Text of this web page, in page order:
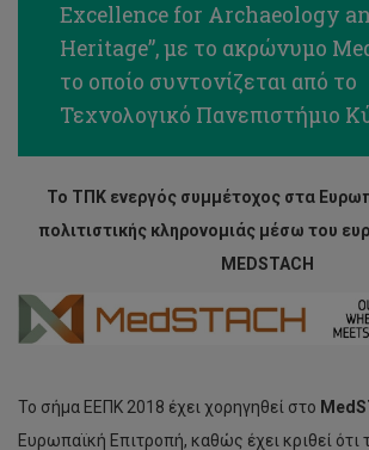
Excellence for Archaeology
Heritage”, με το ακρώνυμο
το οποίο συντονίζεται από το
Τεχνολογικό Πανεπιστήμιο
Το ΤΠΚ ενεργός συμμέτοχος στα
πολιτιστικής κληρονομιάς μέσω του
MEDSTACH
Το σήμα ΕΕΠΚ 2018 έχει χορηγηθεί στο
Ευρωπαϊκή Επιτροπή, καθώς έχει κριθεί ότι